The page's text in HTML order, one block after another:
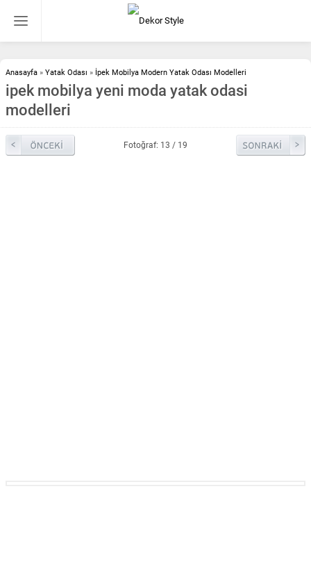
Anasayfa » Yatak Odası » İpek Mobilya Modern Yatak Odası Modelleri
ipek mobilya yeni moda yatak odasi
modelleri
Fotoğraf: 13 / 19